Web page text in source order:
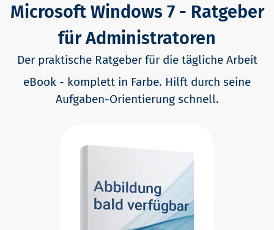
Microsoft Windows 7 - Ratgeber
für Administratoren
Der praktische Ratgeber für die tägliche Arbeit
eBook - komplett in Farbe. Hilft durch seine
Aufgaben-Orientierung schnell.